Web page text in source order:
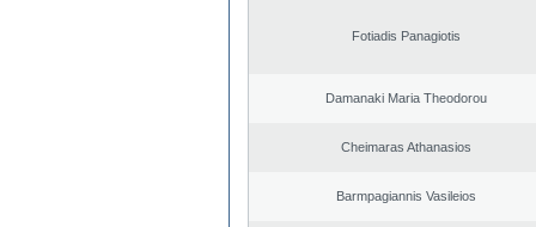
Fotiadis Panagiotis
Damanaki Maria Theodorou
Cheimaras Athanasios
Barmpagiannis Vasileios